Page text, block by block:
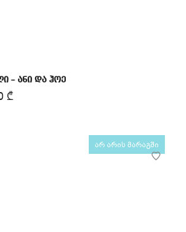
– ანი და ჰოე
₾
არ არის მარაგში